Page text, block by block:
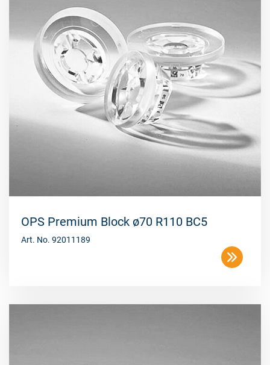
OPS Premium Block ø70 R110 BC5
Art. No. 92011189